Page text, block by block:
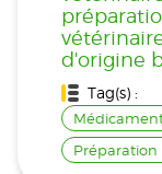
d'origine
Tag(s) :
Préparation